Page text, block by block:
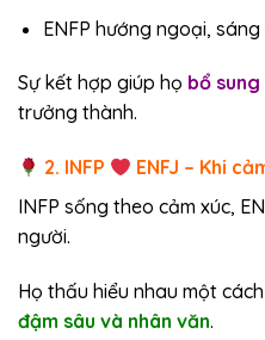
ENFP hướng ngoại,
Sự kết hợp giúp họ bổ
trưởng thành.
2. INFP
ENFJ – Khi
INFP sống theo cảm xúc,
người.
Họ thấu hiểu nhau một
đậm sâu và nhân văn.